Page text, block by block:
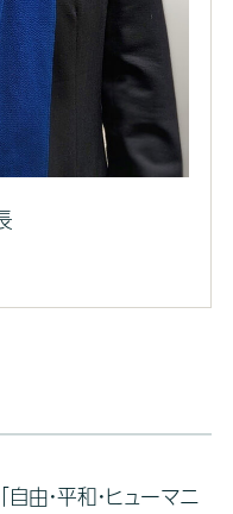
由・平和・ヒューマニ